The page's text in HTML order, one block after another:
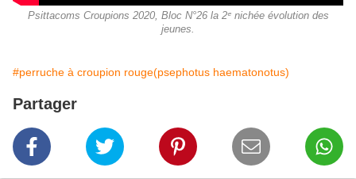
Psittacoms Croupions 2020, Bloc N°26 la 2ᵉ nichée évolution des
jeunes.
#perruche à croupion rouge(psephotus haematonotus)
Partager